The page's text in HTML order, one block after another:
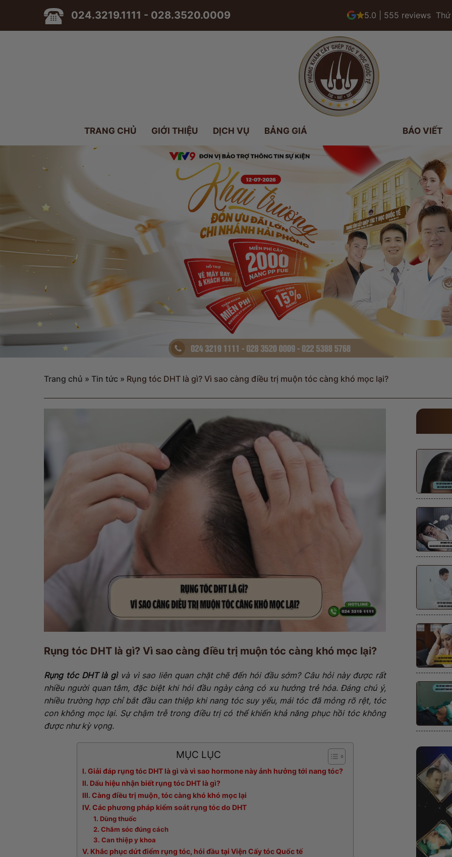
024.3219.1111 - 028.3520.0009 5.0 | 555 reviews
TRANG CHỦ GIỚI THIỆU DỊCH VỤ BẢNG GIÁ BÁO VIẾT
Trang chủ » Tin tức » Rụng tóc DHT là gì? Vì sao càng điều trị muộn tóc càng khó mọc lại?
Rụng tóc DHT là gì? Vì sao càng điều trị muộn tóc càng khó mọc lại?
Rụng tóc DHT là gì và vì sao liên quan chặt chẽ đến hói đầu sớm? Câu hỏi này được rất
nhiều người quan tâm, đặc biệt khi hói đầu ngày càng có xu hướng trẻ hóa. Đáng chú ý,
nhiều trường hợp chỉ bắt đầu can thiệp khi nang tóc suy yếu, mái tóc đã mỏng rõ rệt, tóc
con không mọc lại. Sự chậm trễ trong điều trị có thể khiến khả năng phục hồi tóc không
được như kỳ vọng.
MỤC LỤC
I. Giải đáp rụng tóc DHT là gì và vì sao hormone này ảnh hưởng tới nang tóc?
II. Dấu hiệu nhận biết rụng tóc DHT là gì?
III. Càng điều trị muộn, tóc càng khó khó mọc lại
IV. Các phương pháp kiểm soát rụng tóc do DHT
1. Dùng thuốc
2. Chăm sóc đúng cách
3. Can thiệp y khoa
V. Khắc phục dứt điểm rụng tóc, hói đầu tại Viện Cấy tóc Quốc tế